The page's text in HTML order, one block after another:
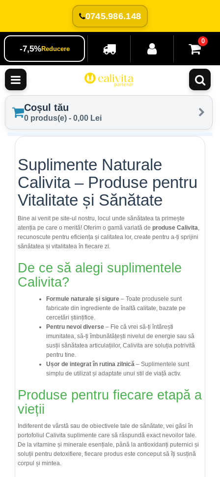
0745.986.148
-7,5%Reducere
0
Coșul tău
0 produs(e) - 0,00 Lei
Suplimente Naturale
Calivita – Produse pentru
Vitalitate și Sănătate
Bine ai venit pe site-ul nostru, locul unde sănătatea ta primește
atenția pe care o merită! Oferim o gamă variată de produse Calivita,
recunoscute pentru eficiența și calitatea lor, create pentru a-ți sprijini
sănătatea și vitalitatea în fiecare zi.
De ce să alegi suplimentele
Calivita?
Formule naturale și sigure – Toate produsele sunt
fabricate din ingrediente de înaltă calitate, bazate pe
cercetări științifice.
Pentru nevoi diverse – Fie că vrei să-ți întărești
imunitatea, să-ți îmbunătățești nivelul de energie sau să
susții sănătatea articulațiilor, Calivita are soluția potrivită
pentru tine.
Ușor de integrat în rutina zilnică – Suplimentele sunt
simplu de utilizat și adaptate unui stil de viață activ.
Produse pentru fiecare etapă a
vieții
Indiferent de vârstă sau de obiectivele tale de sănătate, vei găsi în
portofoliul Calivita suplimente care să răspundă exact nevoilor tale.
De la vitamine și minerale esențiale, până la antioxidanți puternici și
soluții pentru detoxifiere, fiecare produs este conceput să îți susțină
corpul și mintea.